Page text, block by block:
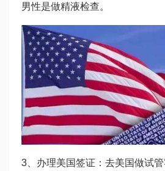
男性是做精液检查。
3、办理美国签证：去美国做试